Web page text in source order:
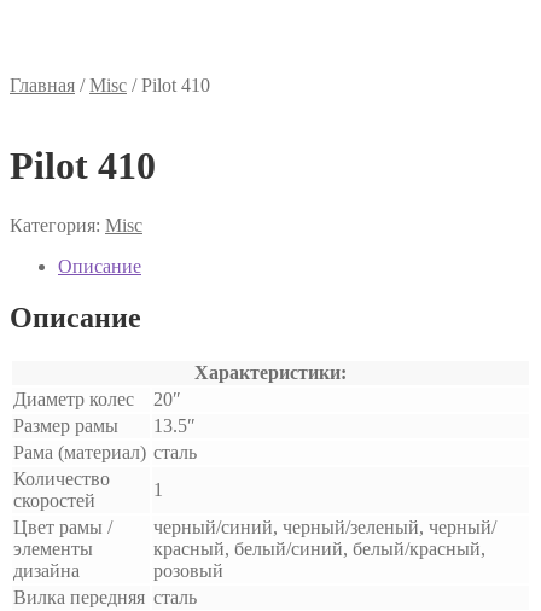
Главная /Misc /Pilot 410
Pilot 410
Категория: Misc
Описание
Описание
Характеристики:
Диаметр колес
20″
Размер рамы
13.5″
Рама (материал) сталь
Количество
скоростей
1
Цвет рамы /
элементы
дизайна
черный/синий, черный/зеленый, черный/
красный, белый/синий, белый/красный,
розовый
Вилка передняя сталь